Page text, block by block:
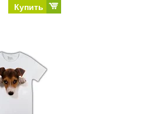
Купить